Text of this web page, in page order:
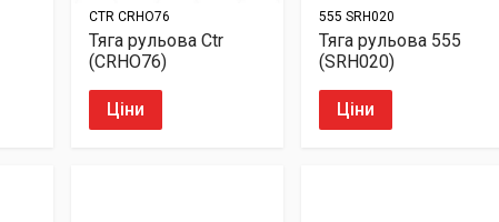
CTR CRHO76
Тяга рульова Ctr
(CRHO76)
Ціни
555 SRH020
Тяга рульова 555
(SRH020)
Ціни